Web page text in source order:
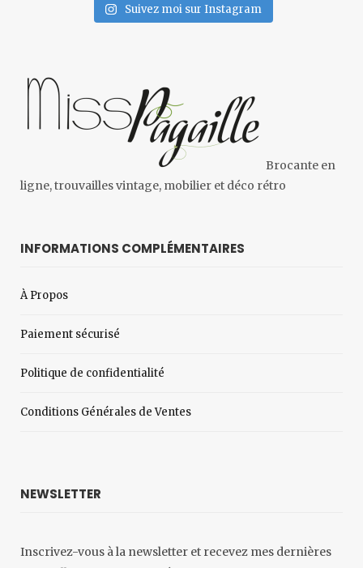
Suivez moi sur Instagram
Brocante en
ligne, trouvailles vintage, mobilier et déco rétro
INFORMATIONS COMPLÉMENTAIRES
À Propos
Paiement sécurisé
Politique de confidentialité
Conditions Générales de Ventes
NEWSLETTER
Inscrivez-vous à la newsletter et recevez mes dernières